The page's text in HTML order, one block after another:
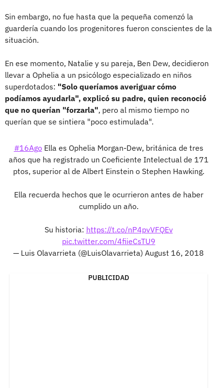
Sin embargo, no fue hasta que la pequeña comenzó la
guardería cuando los progenitores fueron conscientes de la
situación.
En ese momento, Natalie y su pareja, Ben Dew, decidieron
llevar a Ophelia a un psicólogo especializado en niños
superdotados: "Solo queríamos averiguar cómo
podíamos ayudarla", explicó su padre, quien reconoció
que no querían "forzarla", pero al mismo tiempo no
querían que se sintiera "poco estimulada".
#16AgoElla es Ophelia Morgan-Dew, británica de tres
años que ha registrado un Coeficiente Intelectual de 171
ptos, superior al de Albert Einstein o Stephen Hawking.
Ella recuerda hechos que le ocurrieron antes de haber
cumplido un año.
Su historia: https://t.co/nP4pvVFQEv
pic.twitter.com/4fiieCsTU9
— Luis Olavarrieta (@LuisOlavarrieta) August 16, 2018
PUBLICIDAD